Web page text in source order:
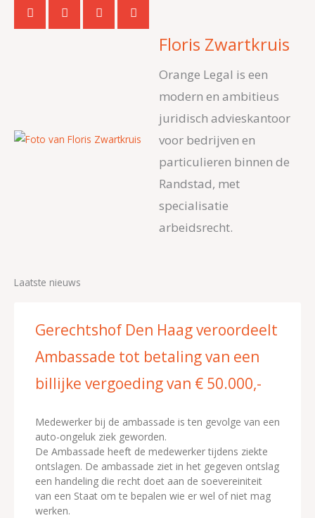
Floris Zwartkruis
Orange Legal is een
modern en ambitieus
juridisch advieskantoor
voor bedrijven en
particulieren binnen de
Randstad, met
specialisatie
arbeidsrecht.
Laatste nieuws
Gerechtshof Den Haag veroordeelt
Ambassade tot betaling van een
billijke vergoeding van € 50.000,-
Medewerker bij de ambassade is ten gevolge van een
auto-ongeluk ziek geworden.
De Ambassade heeft de medewerker tijdens ziekte
ontslagen. De ambassade ziet in het gegeven ontslag
een handeling die recht doet aan de soevereiniteit
van een Staat om te bepalen wie er wel of niet mag
werken.